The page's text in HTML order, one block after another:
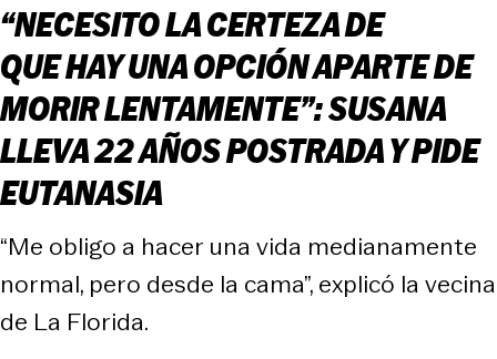
“NECESITO LA CERTEZA DE
QUE HAY UNA OPCIÓN APARTE DE
MORIR LENTAMENTE”: SUSANA
LLEVA 22 AÑOS POSTRADA Y PIDE
EUTANASIA
“Me obligo a hacer una vida medianamente
normal, pero desde la cama”, explicó la vecina
de La Florida.